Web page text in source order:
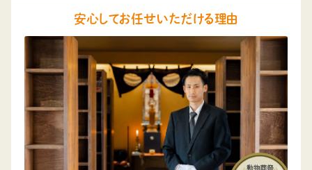
安心してお任せいただける理由